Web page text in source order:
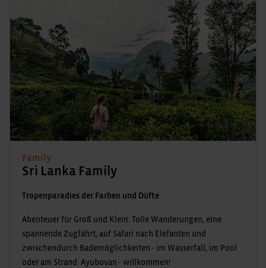
Family
Sri Lanka Family
Tropenparadies der Farben und Düfte
Abenteuer für Groß und Klein: Tolle Wanderungen, eine
spannende Zugfahrt, auf Safari nach Elefanten und
zwischendurch Bademöglichkeiten - im Wasserfall, im Pool
oder am Strand. Ayubovan - willkommen!